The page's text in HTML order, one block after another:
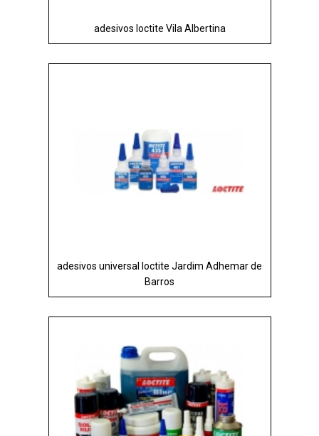
adesivos loctite Vila Albertina
adesivos universal loctite Jardim Adhemar de
Barros